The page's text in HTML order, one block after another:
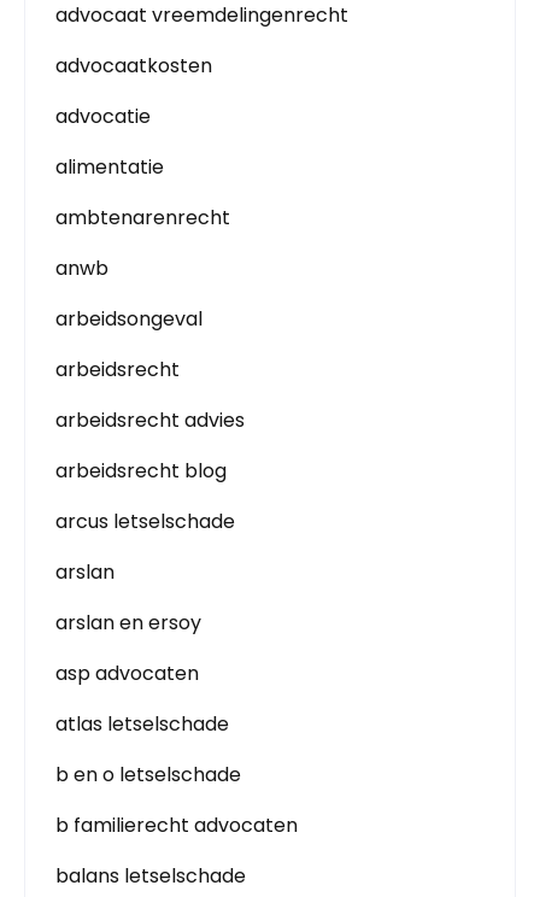
advocaat vreemdelingenrecht
advocaatkosten
advocatie
alimentatie
ambtenarenrecht
anwb
arbeidsongeval
arbeidsrecht
arbeidsrecht advies
arbeidsrecht blog
arcus letselschade
arslan
arslan en ersoy
asp advocaten
atlas letselschade
b en o letselschade
b familierecht advocaten
balans letselschade